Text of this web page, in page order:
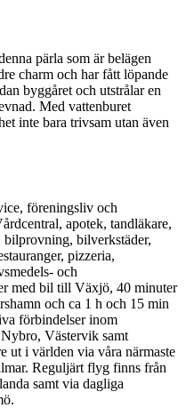
pärla som är belägen
charm och har fått löpande
byggåret och utstrålar en
Med vattenburet
inte bara trivsam utan även
föreningsliv och
apotek, tandläkare,
bilprovning, bilverkstäder,
pizzeria,
och
med bil till Växjö, 40 minuter
och ca 1 h och 15 min
förbindelser inom
Västervik samt
ut i världen via våra närmaste
Reguljärt flyg finns från
samt via dagliga